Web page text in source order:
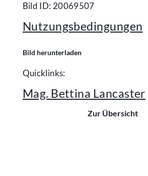
Bild ID: 20069507
Nutzungsbedingungen
Bild herunterladen
Quicklinks:
Mag. Bettina Lancaster
Zur Übersicht